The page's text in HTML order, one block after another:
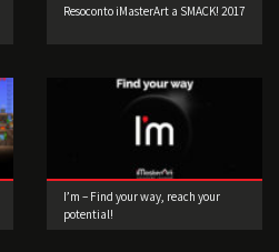
Resoconto iMasterArt a SMACK! 2017
I’m – Find your way, reach your
potential!